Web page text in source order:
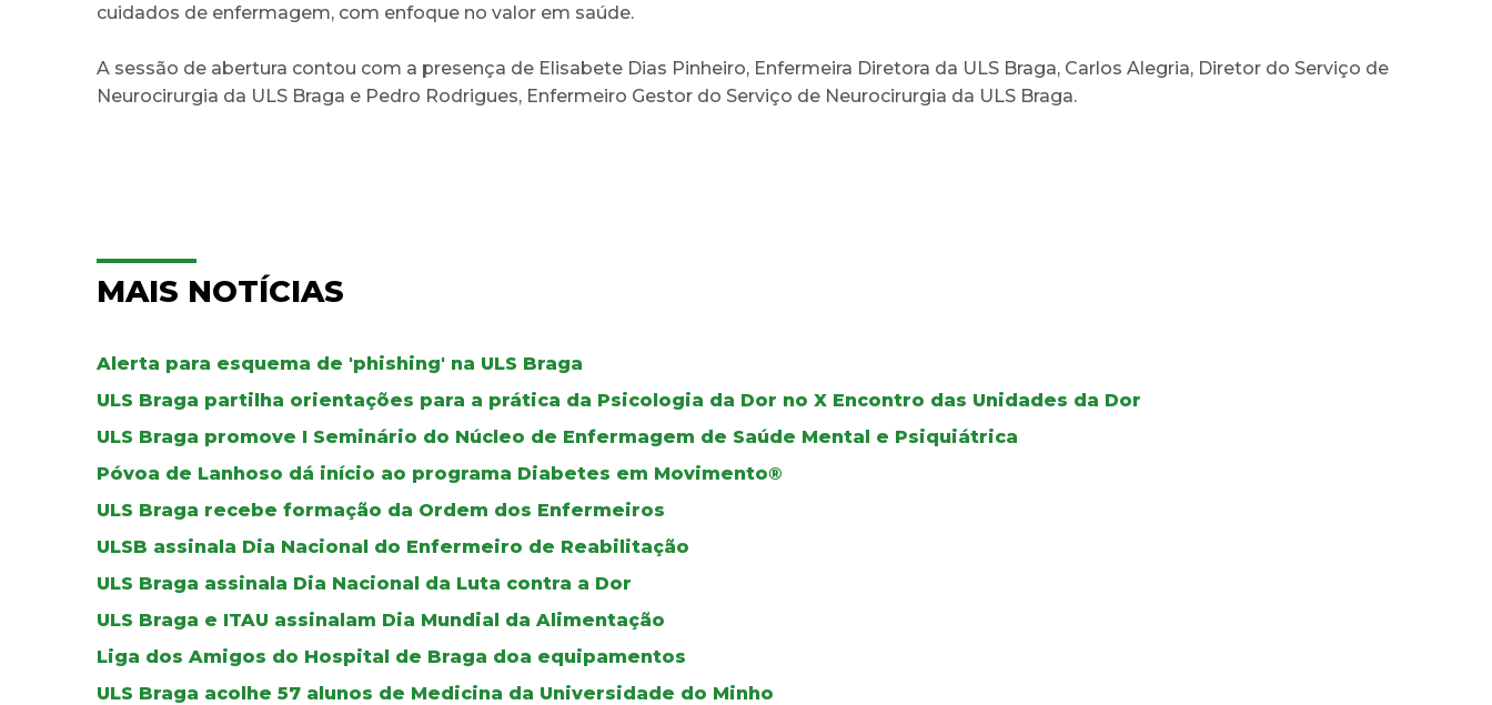
cuidados de enfermagem, com enfoque no valor em saúde.
A sessão de abertura contou com a presença de Elisabete Dias Pinheiro, Enfermeira Diretora da ULS Braga, Carlos Alegria, Diretor do Serviço de
Neurocirurgia da ULS Braga e Pedro Rodrigues, Enfermeiro Gestor do Serviço de Neurocirurgia da ULS Braga.
MAIS NOTÍCIAS
Alerta para esquema de 'phishing' na ULS Braga
ULS Braga partilha orientações para a prática da Psicologia da Dor no X Encontro das Unidades da Dor
ULS Braga promove I Seminário do Núcleo de Enfermagem de Saúde Mental e Psiquiátrica
Póvoa de Lanhoso dá início ao programa Diabetes em Movimento®
ULS Braga recebe formação da Ordem dos Enfermeiros
ULSB assinala Dia Nacional do Enfermeiro de Reabilitação
ULS Braga assinala Dia Nacional da Luta contra a Dor
ULS Braga e ITAU assinalam Dia Mundial da Alimentação
Liga dos Amigos do Hospital de Braga doa equipamentos
ULS Braga acolhe 57 alunos de Medicina da Universidade do Minho